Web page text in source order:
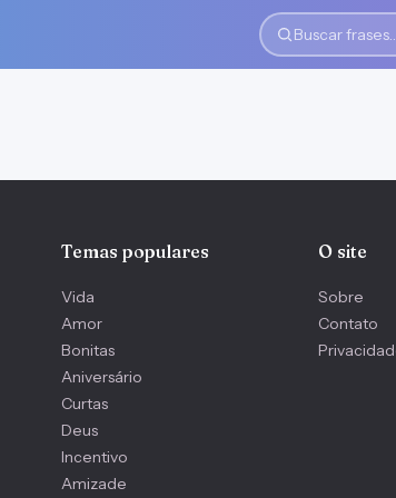
Buscar frases
Temas populares
Vida
Amor
Bonitas
Aniversário
Curtas
Deus
Incentivo
Amizade
O site
Sobre
Contato